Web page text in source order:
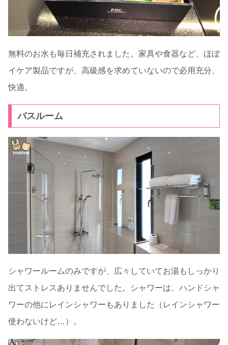
無料のお水も毎日補充されました。家具や食器など、ほぼ
イケア製品ですが、高級感を求めていないので必用充分、
快適。
バスルーム
シャワールームのみですが、広々していてお湯もしっかり
出てストレスありませんでした。シャワーは、ハンドシャ
ワーの他にレインシャワーもありました（レインシャワー
使わないけど…）。